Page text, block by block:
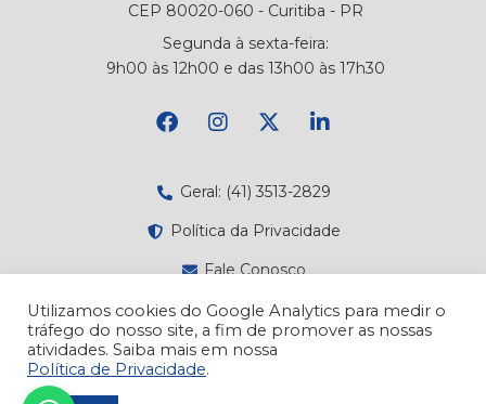
CEP 80020-060 - Curitiba - PR
Segunda à sexta-feira:
9h00 às 12h00 e das 13h00 às 17h30
Geral: (41) 3513-2829
Política da Privacidade
Fale Conosco
Canal de Denúncias
Atendimento
Utilizamos cookies do Google Analytics para medir o
tráfego do nosso site, a fim de promover as nossas
atividades. Saiba mais em nossa
Política de Privacidade.